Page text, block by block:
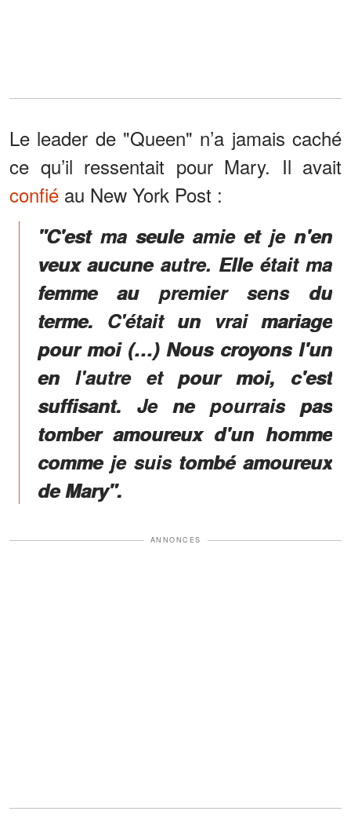
Le leader de "Queen" n’a jamais caché
ce qu’il ressentait pour Mary. Il avait
confié au New York Post :
"C'est ma seule amie et je n'en
veux aucune autre. Elle était ma
femme au premier sens du
terme. C'était un vrai mariage
pour moi (…) Nous croyons l'un
en l'autre et pour moi, c'est
suffisant. Je ne pourrais pas
tomber amoureux d'un homme
comme je suis tombé amoureux
de Mary".
ANNONCES